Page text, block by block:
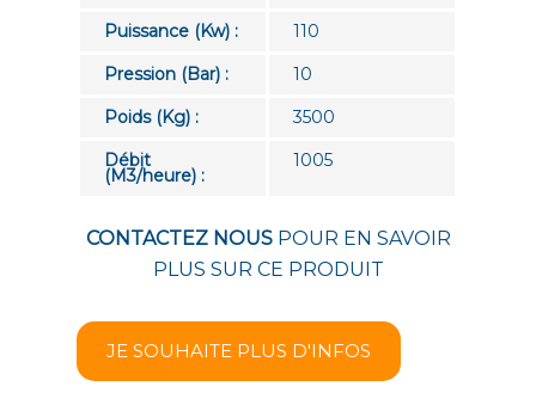
Puissance (Kw) :
110
Pression (Bar) :
10
Poids (Kg) :
3500
Débit
(M3/heure) :
1005
CONTACTEZ NOUSPOUR EN SAVOIR
PLUS SUR CE PRODUIT
JE SOUHAITE PLUS D'INFOS